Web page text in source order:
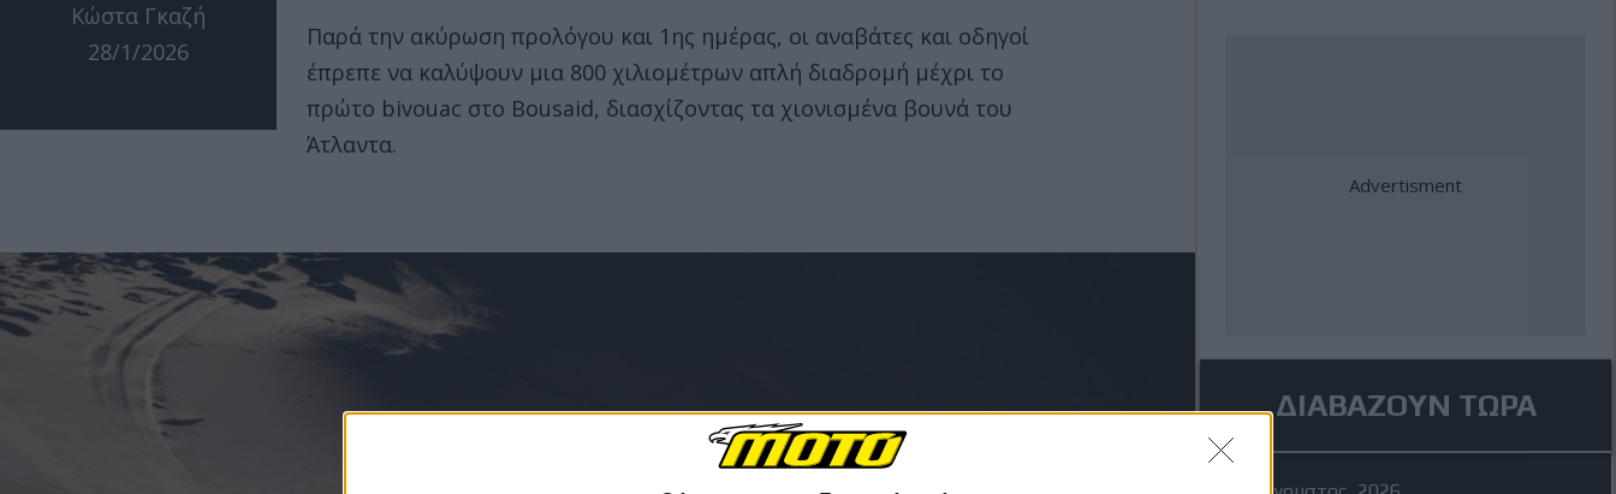
Κώστα Γκαζή
28/1/2026
Παρά την ακύρωση προλόγου και 1ης ημέρας, οι αναβάτες και οδηγοί
έπρεπε να καλύψουν μια 800 χιλιομέτρων απλή διαδρομή μέχρι το
πρώτο bivouac στο Bousaid, διασχίζοντας τα χιονισμένα βουνά του
Άτλαντα.
ΔΙΑΒΑΖΟΥΝ ΤΩΡΑ